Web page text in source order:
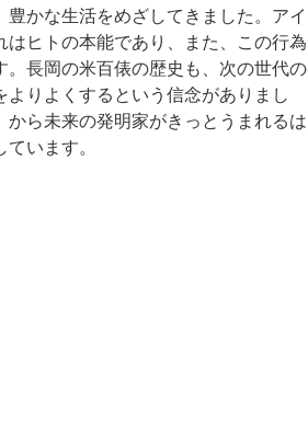
かな生活をめざしてきました。アイ
ヒトの本能であり、また、この行為
。長岡の米百俵の歴史も、次の世代の
りよくするという信念がありまし
ら未来の発明家がきっとうまれるは
います。